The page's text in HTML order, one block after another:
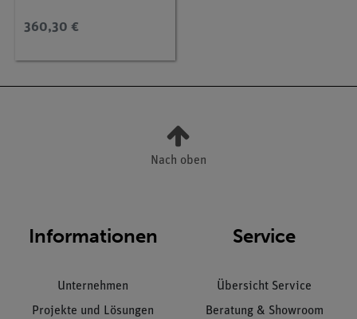
Präparate
360,30 €
Nach oben
Informationen
Unternehmen
Projekte und Lösungen
Service
Übersicht Service
Beratung & Showroom